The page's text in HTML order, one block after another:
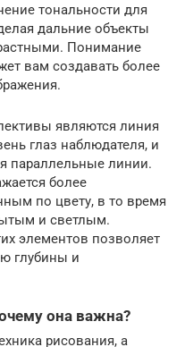
тональности для
дальние объекты
Понимание
вам создавать более
являются линия
глаз наблюдателя, и
параллельные линии.
более
по цвету, в то время
и светлым.
элементов позволяет
глубины и
она важна?
рисования, а